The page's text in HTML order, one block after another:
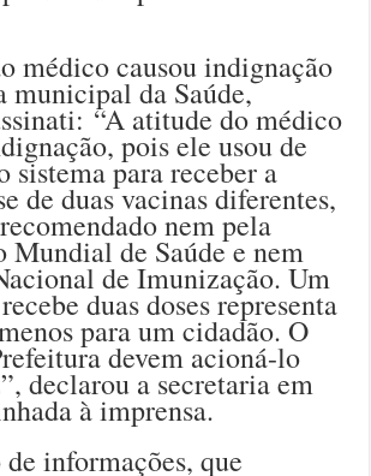
médico causou indignação
municipal da Saúde,
“A atitude do médico
pois ele usou de
sistema para receber a
de duas vacinas diferentes,
nem pela
Mundial de Saúde e nem
de Imunização. Um
duas doses representa
para um cidadão. O
devem acioná-lo
declarou a secretaria em
à imprensa.
informações, que